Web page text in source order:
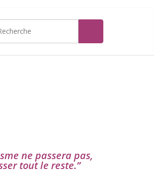
ne pas­se­ra pas,
tout le reste.”